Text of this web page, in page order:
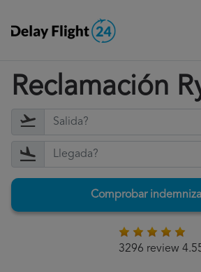
Reclamación
Comprobar
3296 review